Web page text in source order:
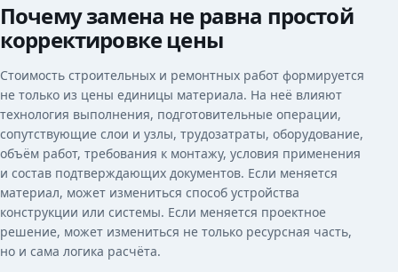
Почему замена не равна простой
корректировке цены
Стоимость строительных и ремонтных работ формируется
не только из цены единицы материала. На неё влияют
технология выполнения, подготовительные операции,
сопутствующие слои и узлы, трудозатраты, оборудование,
объём работ, требования к монтажу, условия применения
и состав подтверждающих документов. Если меняется
материал, может измениться способ устройства
конструкции или системы. Если меняется проектное
решение, может измениться не только ресурсная часть,
но и сама логика расчёта.